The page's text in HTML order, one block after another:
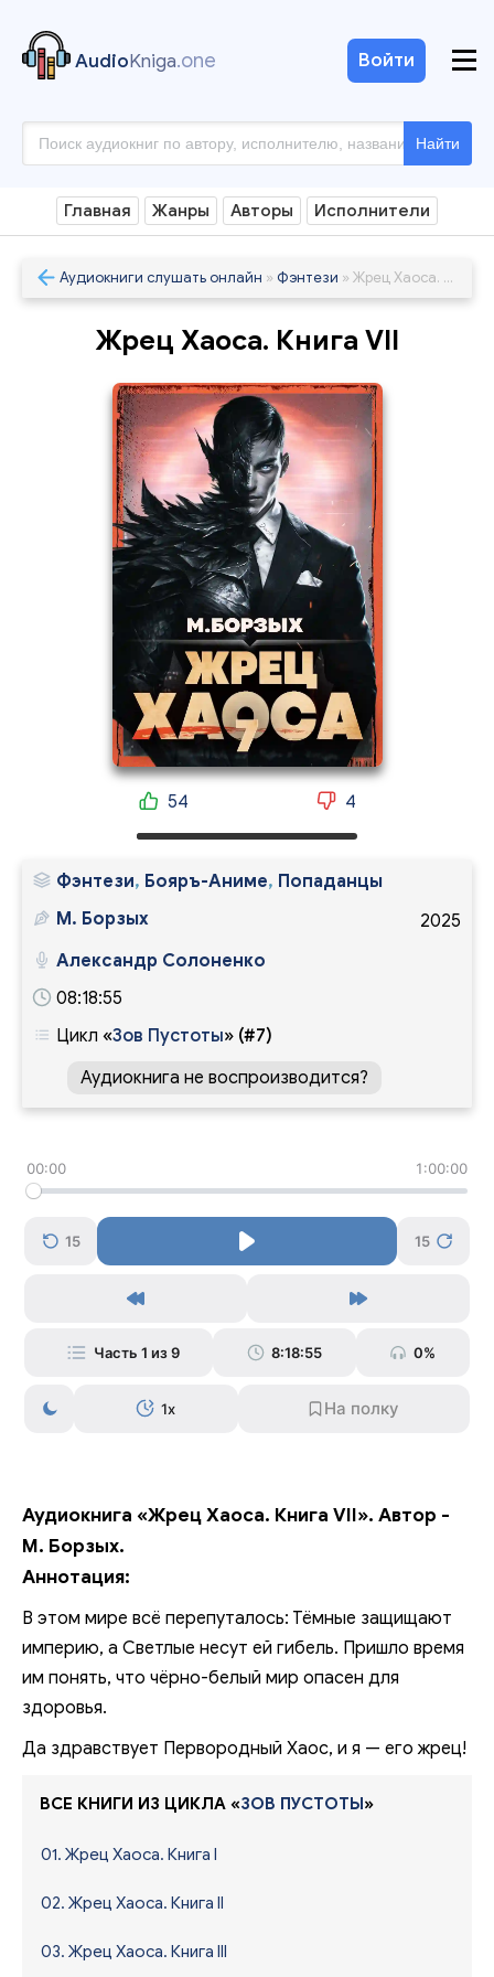
AudioKniga.one
Найти
Войти
Главная Жанры Авторы Исполнители
Аудиокниги слушать онлайн » Фэнтези » Жрец Хаоса. Книга VII
Жрец Хаоса. Книга VII
54 4
Фэнтези, Бояръ-Аниме, Попаданцы
2025
М. Борзых
Александр Солоненко
08:18:55
Цикл «Зов Пустоты» (#7)
Аудиокнига не воспроизводится?
00:00 1:00:00
15 15
Часть 1 из 9 8:18:55 0%
1x
Аудиокнига «Жрец Хаоса. Книга VII». Автор -
М. Борзых.
Аннотация:
В этом мире всё перепуталось: Тёмные защищают
империю, а Светлые несут ей гибель. Пришло время
им понять, что чёрно-белый мир опасен для
здоровья.
Да здравствует Первородный Хаос, и я — его жрец!
ВСЕ КНИГИ ИЗ ЦИКЛА «ЗОВ ПУСТОТЫ»
01. Жрец Хаоса. Книга I
02. Жрец Хаоса. Книга II
03. Жрец Хаоса. Книга III